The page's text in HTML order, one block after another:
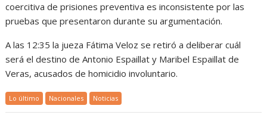
coercitiva de prisiones preventiva es inconsistente por las
pruebas que presentaron durante su argumentación.
A las 12:35 la jueza Fátima Veloz se retiró a deliberar cuál
será el destino de Antonio Espaillat y Maribel Espaillat de
Veras, acusados de homicidio involuntario.
Lo último Nacionales Noticias